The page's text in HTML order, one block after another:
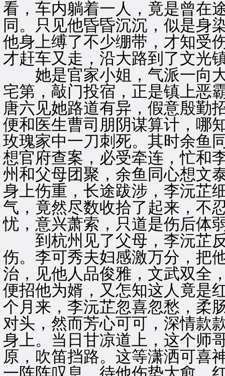
看，车内躺着一人，竟是曾在
同。只见他昏昏沉沉，似是身
他身上缚了不少绷带，才知受
才赶车又走，沿大路到了文光
她是官家小姐，气派一向大
宅第，敲门投宿，正是镇上恶
唐六见她路道有异，假意殷勤
便和医生曹司朋阴谋算计，哪
玫瑰家中一刀刺死。其时余鱼
想官府查案，必受牵连，忙和
州和父母团聚，余鱼同心想文
身上伤重，长途跋涉，李沅芷
气，竟然尽数收拾了起来，不
忧，意兴萧索，只道是伤后体
到杭州见了父母，李沅芷反
伤。李可秀夫妇感激万分，把
治，见他人品俊雅，文武双全
便招他为婿，又怎知这人竟是
个月来，李沅芷忽喜忽愁，柔
对头，然而芳心可可，深情款
身上。当日甘凉道上，这个师
原，吹笛挡路。这等潇洒可喜